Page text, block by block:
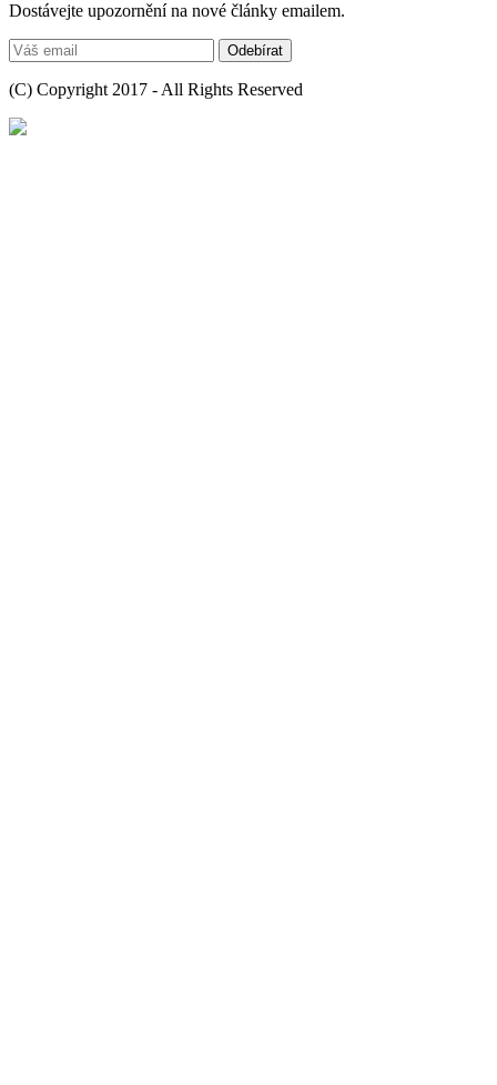
Dostávejte upozornění na nové články emailem.
(C) Copyright 2017 - All Rights Reserved